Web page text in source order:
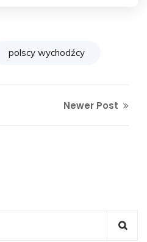
polscy wychodźcy
Newer Post